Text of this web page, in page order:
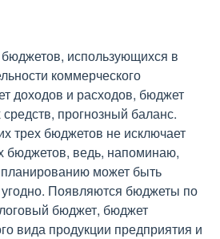
использующихся в
коммерческого
доходов и расходов, бюджет
прогнозный баланс.
трех бюджетов не исключает
бюджетов, ведь, напоминаю,
может быть
угодно. Появляются бюджеты по
бюджет, бюджет
вида продукции предприятия и